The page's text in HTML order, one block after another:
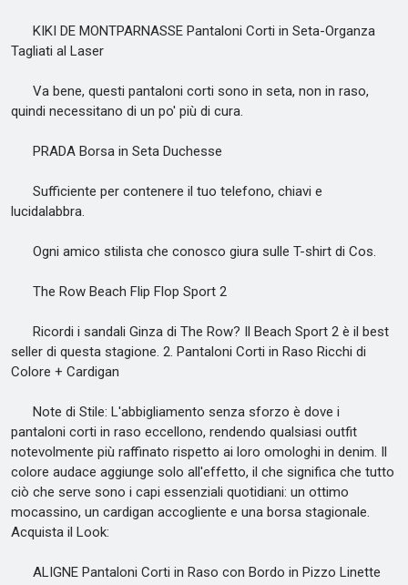
KIKI DE MONTPARNASSE Pantaloni Corti in Seta-Organza
Tagliati al Laser
Va bene, questi pantaloni corti sono in seta, non in raso,
quindi necessitano di un po' più di cura.
PRADA Borsa in Seta Duchesse
Sufficiente per contenere il tuo telefono, chiavi e
lucidalabbra.
Ogni amico stilista che conosco giura sulle T-shirt di Cos.
The Row Beach Flip Flop Sport 2
Ricordi i sandali Ginza di The Row? Il Beach Sport 2 è il best
seller di questa stagione. 2. Pantaloni Corti in Raso Ricchi di
Colore + Cardigan
Note di Stile: L'abbigliamento senza sforzo è dove i
pantaloni corti in raso eccellono, rendendo qualsiasi outfit
notevolmente più raffinato rispetto ai loro omologhi in denim. Il
colore audace aggiunge solo all'effetto, il che significa che tutto
ciò che serve sono i capi essenziali quotidiani: un ottimo
mocassino, un cardigan accogliente e una borsa stagionale.
Acquista il Look:
ALIGNE Pantaloni Corti in Raso con Bordo in Pizzo Linette